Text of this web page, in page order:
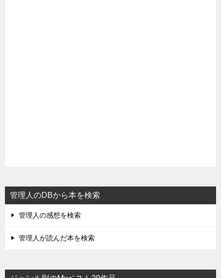
管理人のDBから本を検索
管理人の感想を検索
管理人が読んだ本を検索